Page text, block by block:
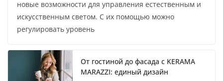
новые возможности для управления естественным и
искусственным светом. С их помощью можно
регулировать уровень
От гостиной до фасада с KERAMA
MARAZZI: единый дизайн